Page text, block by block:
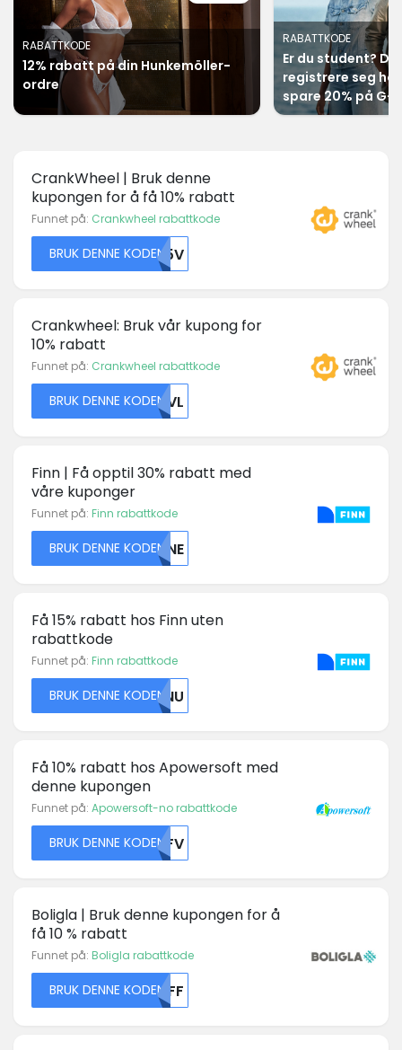
RABATTKODE
12% rabatt på din Hunkemöller-
ordre
RABATTKODE
Er du student?
registrere seg hos
spare 20% på G-
CrankWheel | Bruk denne
kupongen for å få 10% rabatt
Funnet på: Crankwheel rabattkode
BRUK DENNE KODENVE5V
Crankwheel: Bruk vår kupong for
10% rabatt
Funnet på: Crankwheel rabattkode
BRUK DENNE KODENMZVL
Finn | Få opptil 30% rabatt med
våre kuponger
Funnet på: Finn rabattkode
BRUK DENNE KODENUVNE
Få 15% rabatt hos Finn uten
rabattkode
Funnet på: Finn rabattkode
BRUK DENNE KODENMDNU
Få 10% rabatt hos Apowersoft med
denne kupongen
Funnet på: Apowersoft-no rabattkode
BRUK DENNE KODENMDFV
Boligla | Bruk denne kupongen for å
få 10 % rabatt
Funnet på: Boligla rabattkode
BRUK DENNE KODENMDFF